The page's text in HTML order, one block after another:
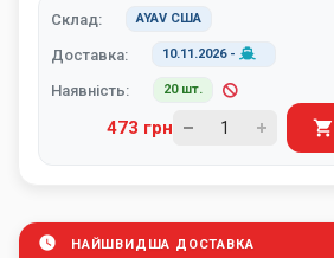
Склад: AYAV США
Доставка: 10.11.2026-
Наявність: 20 шт.
473 грн
НАЙШВИДША ДОСТАВКА